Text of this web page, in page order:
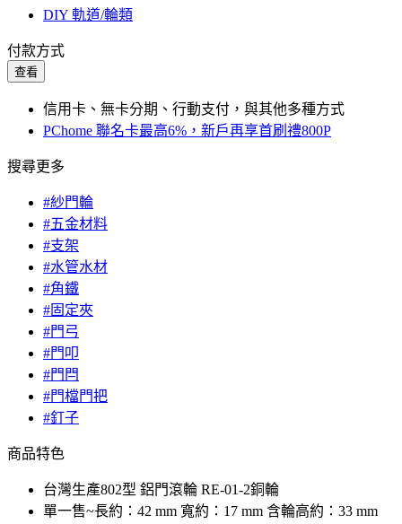
DIY 軌道/輪類
付款方式
查看
信用卡、無卡分期、行動支付，與其他多種方式
PChome 聯名卡最高6%，新戶再享首刷禮800P
搜尋更多
#紗門輪
#五金材料
#支架
#水管水材
#角鐵
#固定夾
#門弓
#門叩
#門閂
#門檔門把
#釘子
商品特色
台灣生產802型 鋁門滾輪 RE-01-2銅輪
單一售~長約：42 mm 寬約：17 mm 含輪高約：33 mm